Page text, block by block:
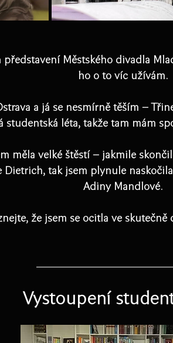
představení Městského divadla
ho o to víc užívám.
a já se nesmírně těším –
studentská léta, takže tam mám
měla velké štěstí – jakmile
Dietrich, tak jsem plynule
Adiny Mandlové.
že jsem se ocitla ve skutečně
Vystoupení